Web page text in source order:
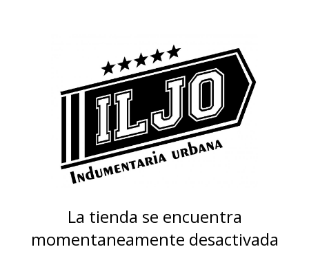
La tienda se encuentra
momentaneamente desactivada